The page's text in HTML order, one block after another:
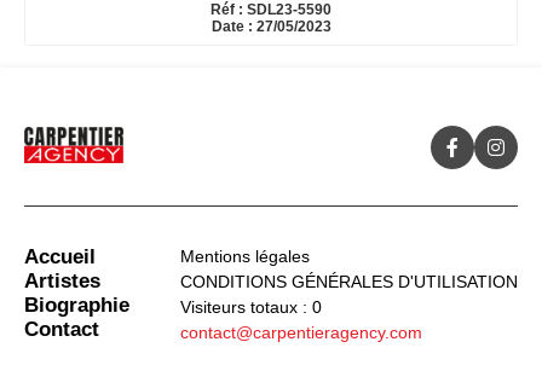
Réf : SDL23-5590
Date : 27/05/2023
Accueil
Artistes
Biographie
Contact
Mentions légales
CONDITIONS GÉNÉRALES D'UTILISATION
Visiteurs totaux : 0
contact@carpentieragency.com